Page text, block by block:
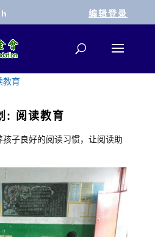
编辑登录
教育
: 阅读教育
子良好的阅读习惯，让阅读助